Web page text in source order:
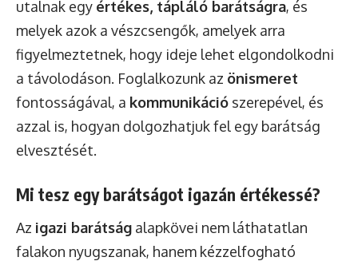
utalnak egy értékes, tápláló barátságra, és
melyek azok a vészcsengők, amelyek arra
figyelmeztetnek, hogy ideje lehet elgondolkodni
a távolodáson. Foglalkozunk az önismeret
fontosságával, a kommunikáció szerepével, és
azzal is, hogyan dolgozhatjuk fel egy barátság
elvesztését.
Mi tesz egy barátságot igazán értékessé?
Az igazi barátság alapkövei nem láthatatlan
falakon nyugszanak, hanem kézzelfogható